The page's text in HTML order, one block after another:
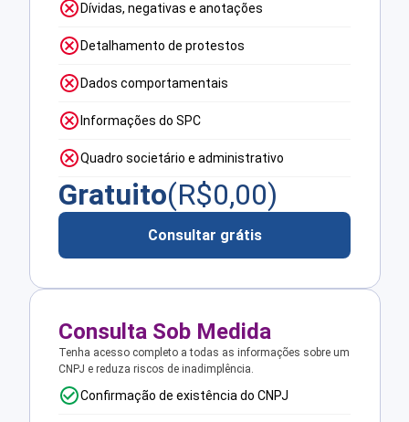
Dívidas, negativas e anotações
Detalhamento de protestos
Dados comportamentais
Informações do SPC
Quadro societário e administrativo
Gratuito(R$0,00)
Consultar grátis
Consulta Sob Medida
Tenha acesso completo a todas as informações sobre um
CNPJ e reduza riscos de inadimplência.
Confirmação de existência do CNPJ